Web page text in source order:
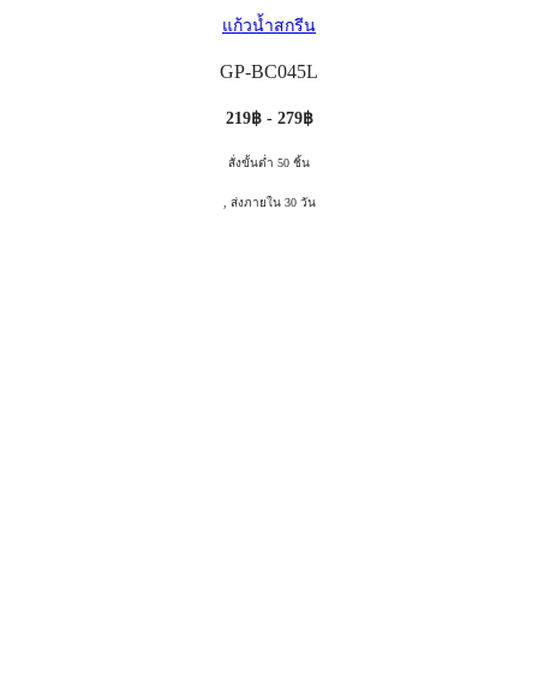
แก้วน้ำสกรีน
GP-BC045L
219฿ - 279฿
สั่งขั้นต่ำ 50 ชิ้น
, ส่งภายใน 30 วัน